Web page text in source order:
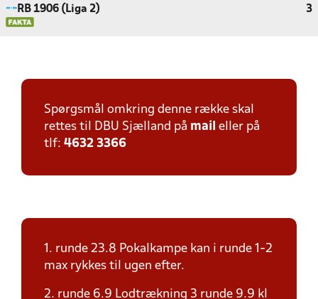
RB 1906 (Liga 2)
3
Spørgsmål omkring denne række skal
rettes til DBU Sjælland på mail eller på
tlf: 4632 3366
1. runde 23.8 Pokalkampe kan i runde 1-2
max rykkes til ugen efter.
2. runde 6.9 Lodtrækning 3 runde 9.9 kl